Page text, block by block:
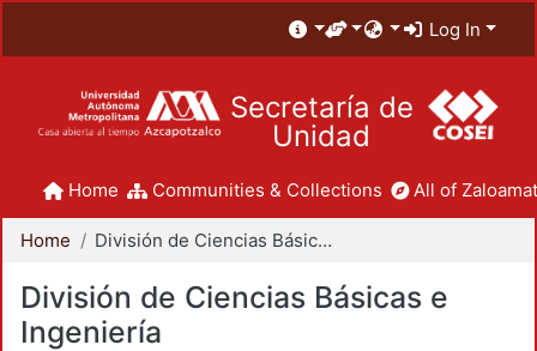
Log In
Secretaría de
Unidad
Home Communities & Collections All of
Home División de Ciencias Básicas e Ingeniería
División de Ciencias Básicas e
Ingeniería